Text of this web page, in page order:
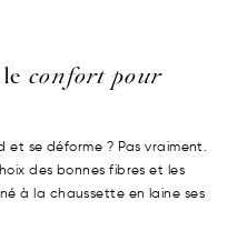
leconfort pour
se déforme ? Pas vraiment.
des bonnes fibres et les
à la chaussette en laine ses